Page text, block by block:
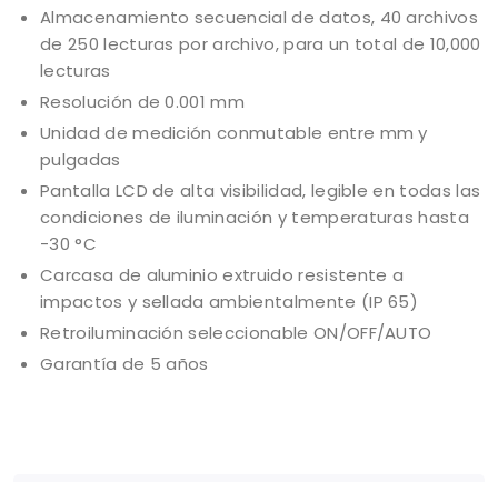
Almacenamiento secuencial de datos, 40 archivos
de 250 lecturas por archivo, para un total de 10,000
lecturas
Resolución de 0.001 mm
Unidad de medición conmutable entre mm y
pulgadas
Pantalla LCD de alta visibilidad, legible en todas las
condiciones de iluminación y temperaturas hasta
-30 °C
Carcasa de aluminio extruido resistente a
impactos y sellada ambientalmente (IP 65)
Retroiluminación seleccionable ON/OFF/AUTO
Garantía de 5 años